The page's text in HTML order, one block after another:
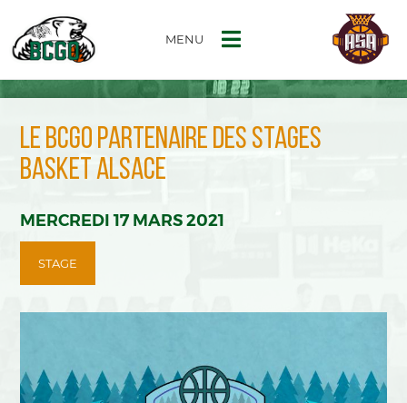
MENU
LE BCGO PARTENAIRE DES STAGES
BASKET ALSACE
MERCREDI 17 MARS 2021
STAGE